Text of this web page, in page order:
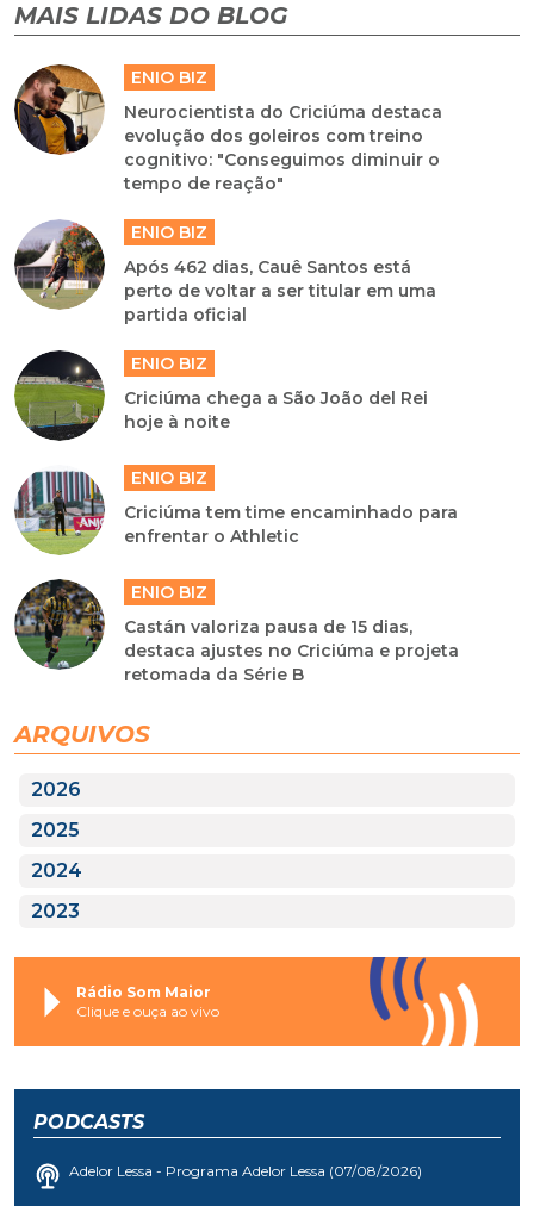
MAIS LIDAS DO BLOG
ENIO BIZ
Neurocientista do Criciúma destaca
evolução dos goleiros com treino
cognitivo: "Conseguimos diminuir o
tempo de reação"
ENIO BIZ
Após 462 dias, Cauê Santos está
perto de voltar a ser titular em uma
partida oficial
ENIO BIZ
Criciúma chega a São João del Rei
hoje à noite
ENIO BIZ
Criciúma tem time encaminhado para
enfrentar o Athletic
ENIO BIZ
Castán valoriza pausa de 15 dias,
destaca ajustes no Criciúma e projeta
retomada da Série B
ARQUIVOS
2026
2025
2024
2023
Rádio Som Maior
Clique e ouça ao vivo
PODCASTS
Adelor Lessa - Programa Adelor Lessa (07/08/2026)